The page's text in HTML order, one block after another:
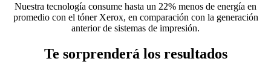
Nuestra tecnología consume hasta un 22% menos de energía en
promedio con el tóner Xerox, en comparación con la generación
anterior de sistemas de impresión.
Te sorprenderá los resultados